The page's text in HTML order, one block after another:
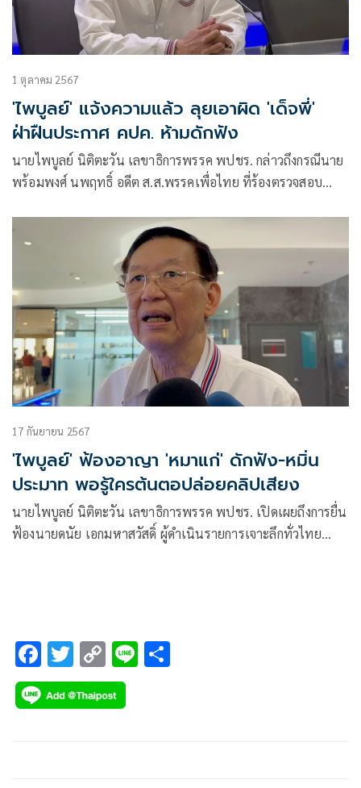
1 ตุลาคม 2567
'ไพบูลย์' แจ้งความแล้ว ลุยเอาผิด 'เด็จพี่'
ฝ่าฝืนประกาศ คปค. ห้ามดักฟัง
นายไพบูลย์ นิติตะวัน เลขาธิการพรรค พปชร. กล่าวถึงกรณีนาย
พร้อมพงศ์ นพฤทธิ์ อดีต ส.ส.พรรคเพื่อไทย ที่ร้องตรวจสอบ
ข้อมูลส่วนตัวว่า ตนเกรงว่านายพร้อมพงศ์ จะไม่มีความรู้ด้าน
กฎหมาย
17 กันยายน 2567
'ไพบูลย์' ฟ้องอาญา 'หมาแก่' ดักฟัง-หมิ่น
ประมาท พอรู้ใครต้นตอปล่อยคลิปเสียง
นายไพบูลย์ นิติตะวัน เลขาธิการพรรค พปชร. เปิดเผยถึงการยื่น
ฟ้องนายดนัย เอกมหาสวัสดิ์ ผู้ดำเนินรายการเจาะลึกทั่วไทย
F
ac
e
T
wi
tt
C
o
p
Li